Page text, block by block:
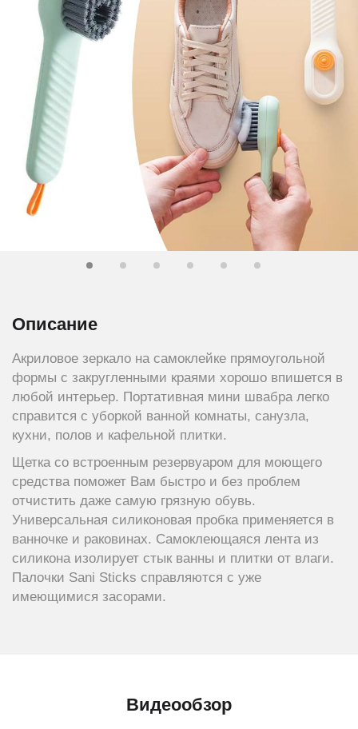
Описание
Акриловое зеркало на самоклейке прямоугольной
формы с закругленными краями хорошо впишется в
любой интерьер. Портативная мини швабра легко
справится с уборкой ванной комнаты, санузла,
кухни, полов и кафельной плитки.
Щетка со встроенным резервуаром для моющего
средства поможет Вам быстро и без проблем
отчистить даже самую грязную обувь.
Универсальная силиконовая пробка применяется в
ванночке и раковинах. Самоклеющаяся лента из
силикона изолирует стык ванны и плитки от влаги.
Палочки Sani Sticks справляются с уже
имеющимися засорами.
Видеообзор